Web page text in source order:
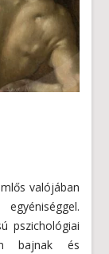
valójában
pszichológiai
bajnak és